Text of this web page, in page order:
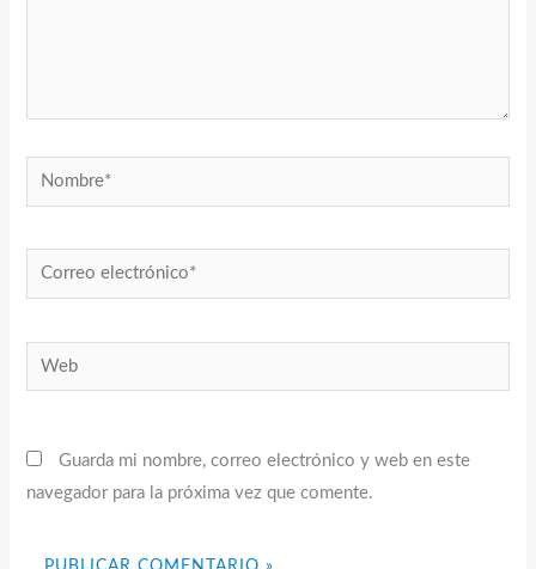
Nombre*
Correo
electrónico*
Web
Guarda mi nombre, correo electrónico y web en este
navegador para la próxima vez que comente.